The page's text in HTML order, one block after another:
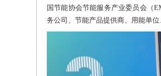
国节能协会节能服务产业委员会（
务公司、节能产品提供商、用能单